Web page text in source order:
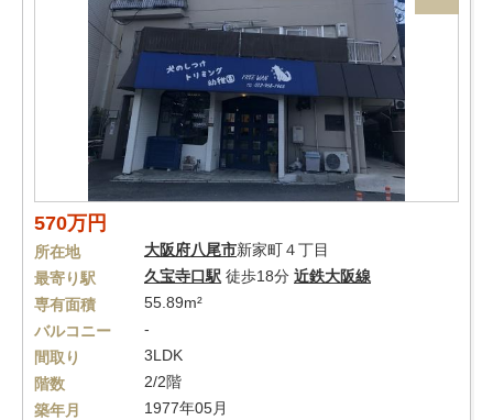
570万円
所在地 大阪府八尾市新家町４丁目
最寄り駅
久宝寺口駅 徒歩18分 近鉄大阪線
専有面積
55.89m²
バルコニー
-
間取り
3LDK
階数
2/2階
築年月
1977年05月